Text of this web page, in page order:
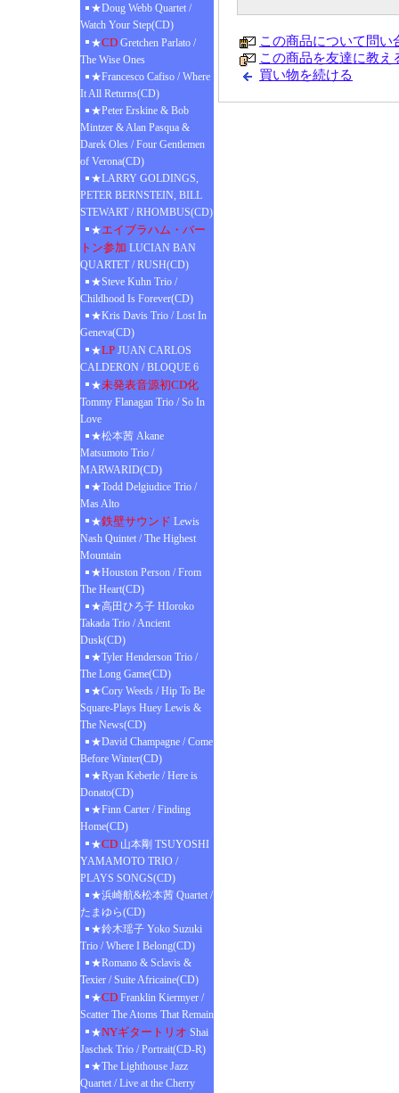
★Doug Webb Quartet /
Watch Your Step(CD)
★CD Gretchen Parlato /
The Wise Ones
★Francesco Cafiso / Where
It All Returns(CD)
★Peter Erskine & Bob
Mintzer & Alan Pasqua &
Darek Oles / Four Gentlemen
of Verona(CD)
★LARRY GOLDINGS,
PETER BERNSTEIN, BILL
STEWART / RHOMBUS(CD)
★エイブラハム・バー
トン参加 LUCIAN BAN
QUARTET / RUSH(CD)
★Steve Kuhn Trio /
Childhood Is Forever(CD)
★Kris Davis Trio / Lost In
Geneva(CD)
★LP JUAN CARLOS
CALDERON / BLOQUE 6
★未発表音源初CD化
Tommy Flanagan Trio / So In
Love
★松本茜 Akane
Matsumoto Trio /
MARWARID(CD)
★Todd Delgiudice Trio /
Mas Alto
★鉄壁サウンド Lewis
Nash Quintet / The Highest
Mountain
★Houston Person / From
The Heart(CD)
★高田ひろ子 HIoroko
Takada Trio / Ancient
Dusk(CD)
★Tyler Henderson Trio /
The Long Game(CD)
★Cory Weeds / Hip To Be
Square-Plays Huey Lewis &
The News(CD)
★David Champagne / Come
Before Winter(CD)
★Ryan Keberle / Here is
Donato(CD)
★Finn Carter / Finding
Home(CD)
★CD 山本剛 TSUYOSHI
YAMAMOTO TRIO /
PLAYS SONGS(CD)
★浜崎航&松本茜 Quartet /
たまゆら(CD)
★鈴木瑶子 Yoko Suzuki
Trio / Where I Belong(CD)
★Romano & Sclavis &
Texier / Suite Africaine(CD)
★CD Franklin Kiermyer /
Scatter The Atoms That Remain
★NYギタートリオ Shai
Jaschek Trio / Portrait(CD-R)
★The Lighthouse Jazz
Quartet / Live at the Cherry
この商品について問い
この商品を友達に教え
買い物を続ける